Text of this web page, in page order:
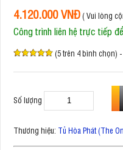
4.120.000 VNĐ( Vui lòng
Công trình liên hệ trực tiếp
(5 trên 4 bình chọn)
Số lượng
Thương hiệu: Tủ Hòa Phát (The